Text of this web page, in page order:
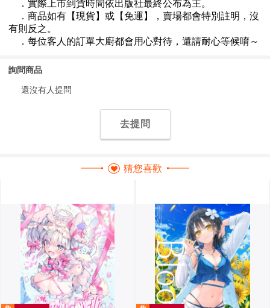
詢問商品
還沒有人提問
去提問
猜您喜歡